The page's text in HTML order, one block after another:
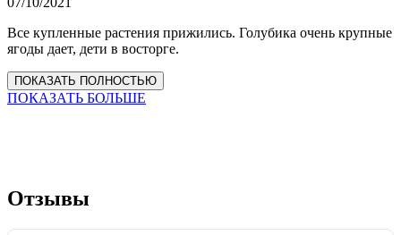
Все купленные растения прижились. Голубика очень крупные
ягоды дает, дети в восторге.
ПОКАЗАТЬ ПОЛНОСТЬЮ
ПОКАЗАТЬ БОЛЬШЕ
Отзывы